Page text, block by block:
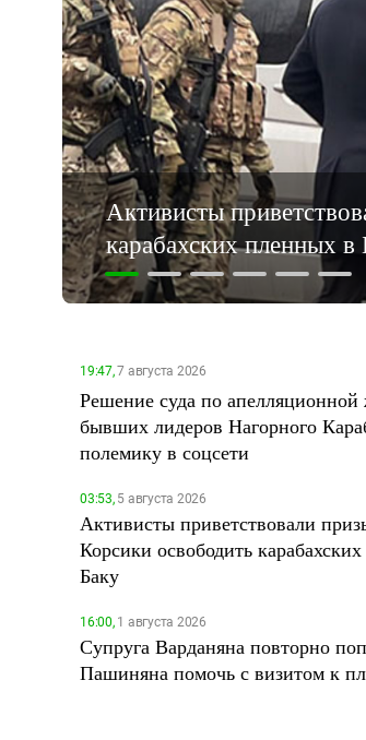
Активисты
карабахских пленных в
19:47,7 августа 2026
Решение суда по апелляционной
бывших лидеров Нагорного
полемику в соцсети
03:53,5 августа 2026
Активисты приветствовали
Корсики освободить
Баку
16:00,1 августа 2026
Супруга Варданяна повторно
Пашиняна помочь с визитом к